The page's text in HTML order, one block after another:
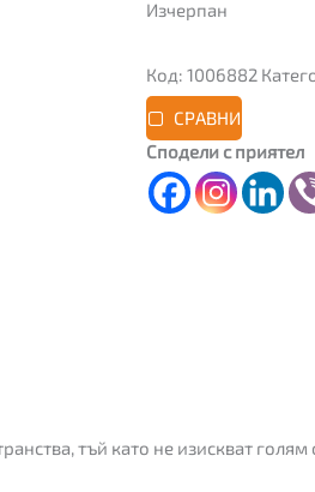
Изчерпан
Код: 1006882
СРАВНИ
Сподели с приятел
тъй като не изискват